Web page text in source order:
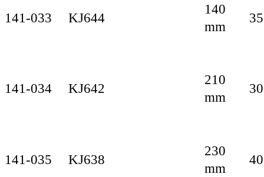
141-033 KJ644
140
mm
141-034 KJ642
210
mm
141-035 KJ638
230
mm